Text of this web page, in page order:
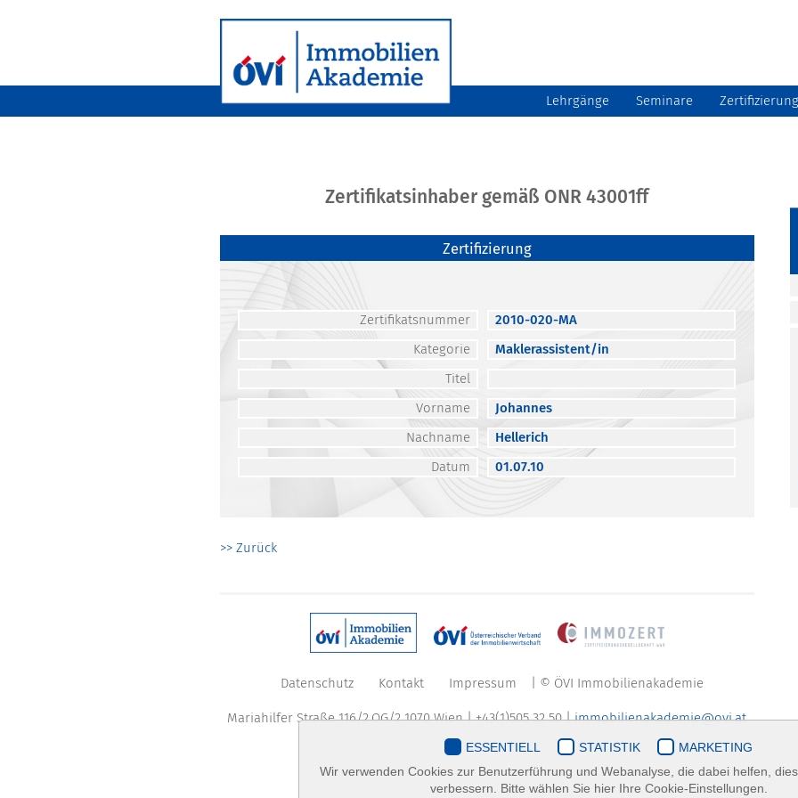
Lehrgänge Seminare Zertifizierung
Zertifikatsinhaber gemäß ONR 43001ff
Zertifizierung
Zertifikatsnummer
2010-020-MA
Kategorie
Maklerassistent/in
Titel
Vorname
Johannes
Nachname
Hellerich
Datum
01.07.10
>> Zurück
Datenschutz Kontakt Impressum | © ÖVI Immobilienakademie
Mariahilfer Straße 116/2.OG/2 1070 Wien | +43(1)505 32 50 |immobilienakademie@ovi.at
ESSENTIELL STATISTIK
MARKETING
Wir verwenden Cookies zur Benutzerführung und Webanalyse, die dabei helfen,
verbessern. Bitte wählen Sie hier Ihre Cookie-Einstellungen.